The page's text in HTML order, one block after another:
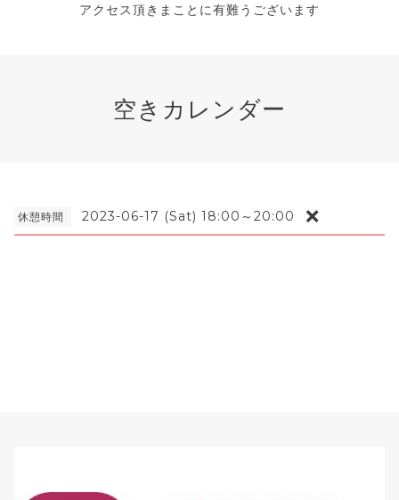
アクセス頂きまことに有難うございます
空きカレンダー
休憩時間 2023-06-17 (Sat) 18:00～20:00 ❌